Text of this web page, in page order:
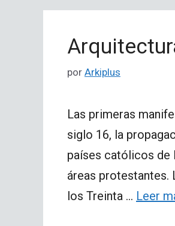
por Arkiplus
Las primeras
siglo 16, la
países católicos de
áreas protestantes.
los Treinta … Leer